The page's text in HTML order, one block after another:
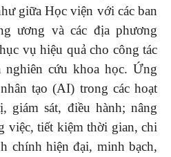
giữa Học viện với các ban
ương và các địa phương
vụ hiệu quả cho công tác
cứu khoa học. Ứng
tạo (AI) trong các hoạt
giám sát, điều hành; nâng
việc, tiết kiệm thời gian, chi
chính hiện đại, minh bạch,